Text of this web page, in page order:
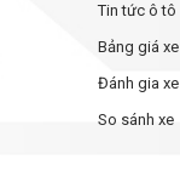
Tin tức ô tô
Bảng giá
Đánh gia xe
So sánh xe